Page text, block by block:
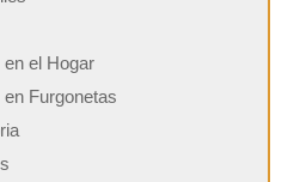
el Hogar
Furgonetas